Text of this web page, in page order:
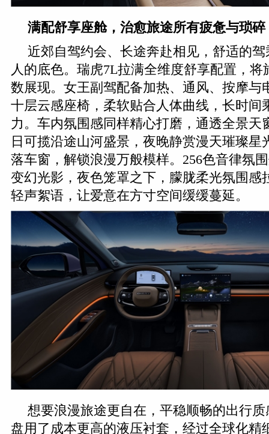
满配舒享座舱，治愈旅途所有疲惫与琐碎
近郊自驾约会、长途奔赴相见，舒适的
人的底色。瑞虎7L拉满全维度舒享配置，将
数展现。女王副驾配备加热、通风、按摩与
十层云感座椅，柔软贴合人体曲线，长时间
力。车内氛围感同样精心打磨，通透全景天
日可揽沿途山河盛景，夜晚静赏漫天璀璨星
落车窗，解锁浪漫万般模样。256色音律氛
变幻光影，夜色笼罩之下，朦胧柔光氛围感
轻声絮语，让爱意在方寸空间缓缓蔓延。
想要浪漫旅途更自在，平稳顺畅的出行
盘用了成本更高的液压衬套，经过全球化精